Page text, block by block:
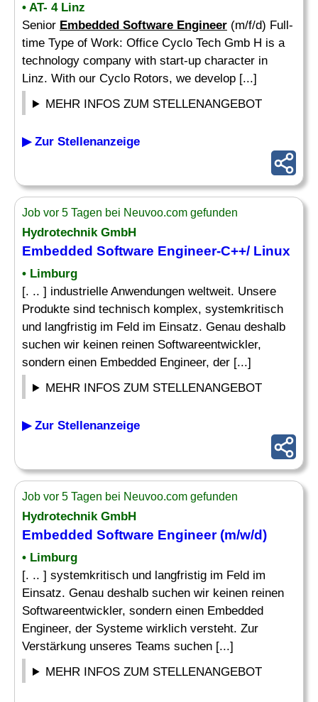
• AT- 4 Linz
Senior Embedded Software Engineer (m/f/d) Full-
time Type of Work: Office Cyclo Tech Gmb H is a
technology company with start-up character in
Linz. With our Cyclo Rotors, we develop [...]
MEHR INFOS ZUM STELLENANGEBOT
▶ Zur Stellenanzeige
Job vor 5 Tagen bei Neuvoo.com gefunden
Hydrotechnik GmbH
Embedded Software Engineer-C++/ Linux
• Limburg
[. .. ] industrielle Anwendungen weltweit. Unsere
Produkte sind technisch komplex, systemkritisch
und langfristig im Feld im Einsatz. Genau deshalb
suchen wir keinen reinen Softwareentwickler,
sondern einen Embedded Engineer, der [...]
MEHR INFOS ZUM STELLENANGEBOT
▶ Zur Stellenanzeige
Job vor 5 Tagen bei Neuvoo.com gefunden
Hydrotechnik GmbH
Embedded Software Engineer(m/w/d)
• Limburg
[. .. ] systemkritisch und langfristig im Feld im
Einsatz. Genau deshalb suchen wir keinen reinen
Softwareentwickler, sondern einen Embedded
Engineer, der Systeme wirklich versteht. Zur
Verstärkung unseres Teams suchen [...]
MEHR INFOS ZUM STELLENANGEBOT